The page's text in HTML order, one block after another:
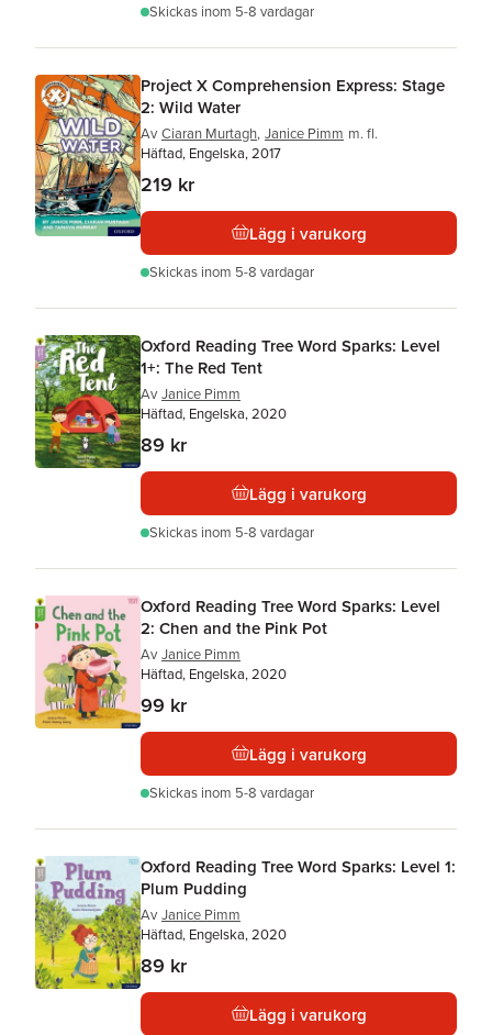
Skickas inom 5-8 vardagar
Project X Comprehension Express: Stage
2: Wild Water
Av Ciaran Murtagh, Janice Pimm m. fl.
Häftad, Engelska, 2017
219 kr
Lägg i varukorg
Skickas inom 5-8 vardagar
Oxford Reading Tree Word Sparks: Level
1+: The Red Tent
Av Janice Pimm
Häftad, Engelska, 2020
89 kr
Lägg i varukorg
Skickas inom 5-8 vardagar
Oxford Reading Tree Word Sparks: Level
2: Chen and the Pink Pot
Av Janice Pimm
Häftad, Engelska, 2020
99 kr
Lägg i varukorg
Skickas inom 5-8 vardagar
Oxford Reading Tree Word Sparks: Level 1:
Plum Pudding
Av Janice Pimm
Häftad, Engelska, 2020
89 kr
Lägg i varukorg